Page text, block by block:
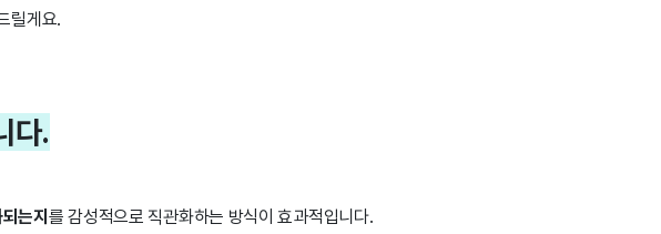
릴게요.
다.
는지 를 감성적으로 직관화하는 방식이 효과적입니다.